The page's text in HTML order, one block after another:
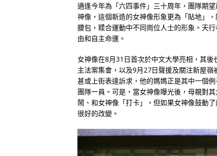
適逢今年為「六四事件」三十周年，團隊期
神像，這個新造的女神像形象更為「貼地」
腰包，糅合運動中不同崗位人士的形象。天
由和自主命運。
女神像在8月31日首次於中文大學亮相，其
主法案集會，以及9月27日聲援及關注新屋
甚或上街表達訴求，他的媽媽正是其中一個
團隊一員。可是，當女神像曝光後，母親對
鬧、和女神像「打卡」，但如果女神像鼓動
很好的改變。